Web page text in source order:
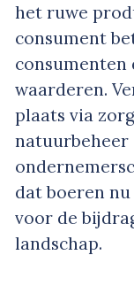
het ruwe
consument
consumenten
waarderen.
plaats via
natuurbeheer
dat boeren
voor de
landschap.